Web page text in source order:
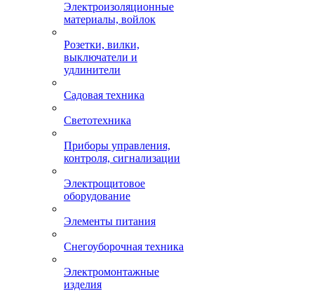
Электроизоляционные
материалы, войлок
Розетки, вилки,
выключатели и
удлинители
Садовая техника
Светотехника
Приборы управления,
контроля, сигнализации
Электрощитовое
оборудование
Элементы питания
Снегоуборочная техника
Электромонтажные
изделия